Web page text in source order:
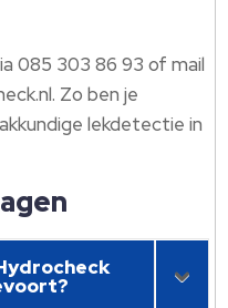
085 303 86 93 of mail
Zo ben je
lekdetectie in